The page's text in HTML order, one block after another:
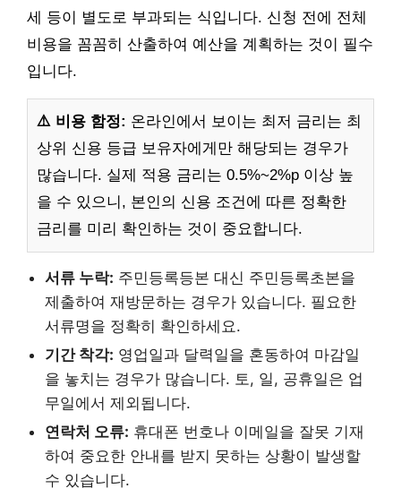
세 등이 별도로 부과되는 식입니다. 신청 전에 전체
비용을 꼼꼼히 산출하여 예산을 계획하는 것이 필수
입니다.
⚠️ 비용 함정: 온라인에서 보이는 최저 금리는 최
상위 신용 등급 보유자에게만 해당되는 경우가
많습니다. 실제 적용 금리는 0.5%~2%p 이상 높
을 수 있으니, 본인의 신용 조건에 따른 정확한
금리를 미리 확인하는 것이 중요합니다.
서류 누락: 주민등록등본 대신 주민등록초본을
제출하여 재방문하는 경우가 있습니다. 필요한
서류명을 정확히 확인하세요.
기간 착각: 영업일과 달력일을 혼동하여 마감일
을 놓치는 경우가 많습니다. 토, 일, 공휴일은 업
무일에서 제외됩니다.
연락처 오류: 휴대폰 번호나 이메일을 잘못 기재
하여 중요한 안내를 받지 못하는 상황이 발생할
수 있습니다.